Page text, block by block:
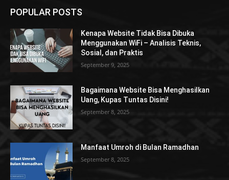
POPULAR POSTS
Kenapa Website Tidak Bisa Dibuka
Menggunakan WiFi – Analisis Teknis,
Sosial, dan Praktis
September 9, 2025
Bagaimana Website Bisa Menghasilkan
Uang, Kupas Tuntas Disini!
September 8, 2025
Manfaat Umroh di Bulan Ramadhan
September 8, 2025